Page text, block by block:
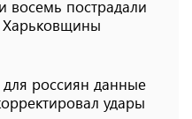
восемь пострадали
Харьковщины
россиян данные
удары